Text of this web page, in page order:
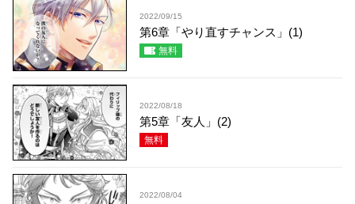
2022/09/15
第6章「やり直すチャンス」(1)
無料
2022/08/18
第5章「友人」(2)
無料
2022/08/04